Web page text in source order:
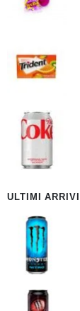
ULTIMI ARRIVI